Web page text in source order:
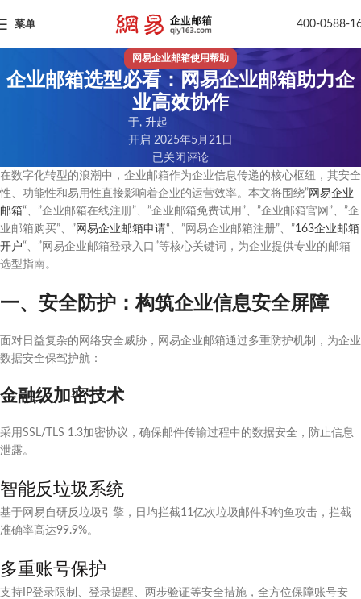
菜单 400-0588-
网易企业邮箱使用帮助
企业邮箱选型必看：网易企业邮箱助力企
业高效协作
于, 升起
开启 2025年5月21日
已关闭评论
在数字化转型的浪潮中，企业邮箱作为企业信息传递的核心枢纽，其安全
性、功能性和易用性直接影响着企业的运营效率。本文将围绕” 网易企业
邮箱“、”企业邮箱在线注册”、”企业邮箱免费试用”、”企业邮箱官网”、”企
业邮箱购买”、” 网易企业邮箱申请“、”网易企业邮箱注册”、”163企业邮箱
开户“、”网易企业邮箱登录入口”等核心关键词，为企业提供专业的邮箱
选型指南。
一、安全防护：构筑企业信息安全屏障
面对日益复杂的网络安全威胁，网易企业邮箱通过多重防护机制，为企业
数据安全保驾护航：
金融级加密技术
采用SSL/TLS 1.3加密协议，确保邮件传输过程中的数据安全，防止信息
泄露。
智能反垃圾系统
基于网易自研反垃圾引擎，日均拦截11亿次垃圾邮件和钓鱼攻击，拦截
准确率高达99.9%。
多重账号保护
支持IP登录限制、登录提醒、两步验证等安全措施，全方位保障账号安